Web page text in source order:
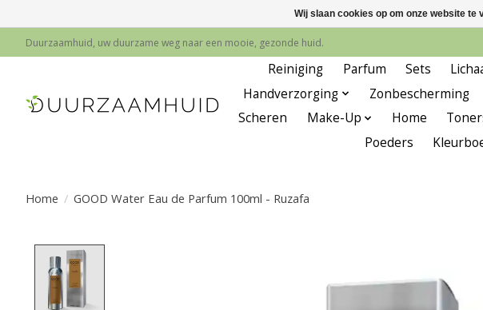
Duurzaamhuid, uw duurzame weg naar een mooie, gezonde huid.
Reiniging Parfum Sets
Handverzorging
Zonbescherming
Scheren
Make-Up Home
Poeders
Home / GOOD Water Eau de Parfum 100ml - Ruzafa
Wij slaan cookies op om onze website te